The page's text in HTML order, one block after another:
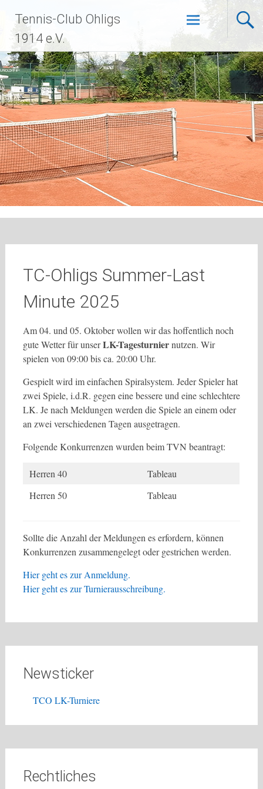
Inhalt
springen
Tennis-Club Ohligs
1914 e.V.
TC-Ohligs Summer-Last
Minute 2025
Am 04. und 05. Oktober wollen wir das hoffentlich noch
gute Wetter für unserLK-Tagesturniernutzen. Wir
spielen von 09:00 bis ca. 20:00 Uhr.
Gespielt wird im einfachen Spiralsystem. Jeder Spieler hat
zwei Spiele, i.d.R. gegen eine bessere und eine schlechtere
LK. Je nach Meldungen werden die Spiele an einem oder
an zwei verschiedenen Tagen ausgetragen.
Folgende Konkurrenzen wurden beim TVN beantragt:
Herren 40
Tableau
Herren 50
Tableau
Sollte die Anzahl der Meldungen es erfordern, können
Konkurrenzen zusammengelegt oder gestrichen werden.
Hier geht es zur Anmeldung.
Hier geht es zur Turnierausschreibung.
Newsticker
TCO LK-Turniere
Rechtliches